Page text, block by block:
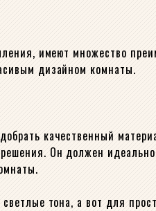
имеют множество
дизайном комнаты.
качественный
Он должен
тона, а вот для